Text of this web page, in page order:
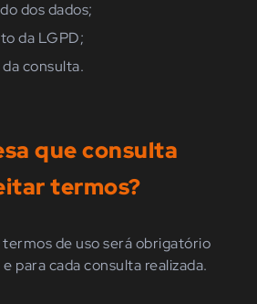
dos dados;
da LGPD;
consulta.
que consulta
termos?
de uso será obrigatório
e para cada consulta realizada.